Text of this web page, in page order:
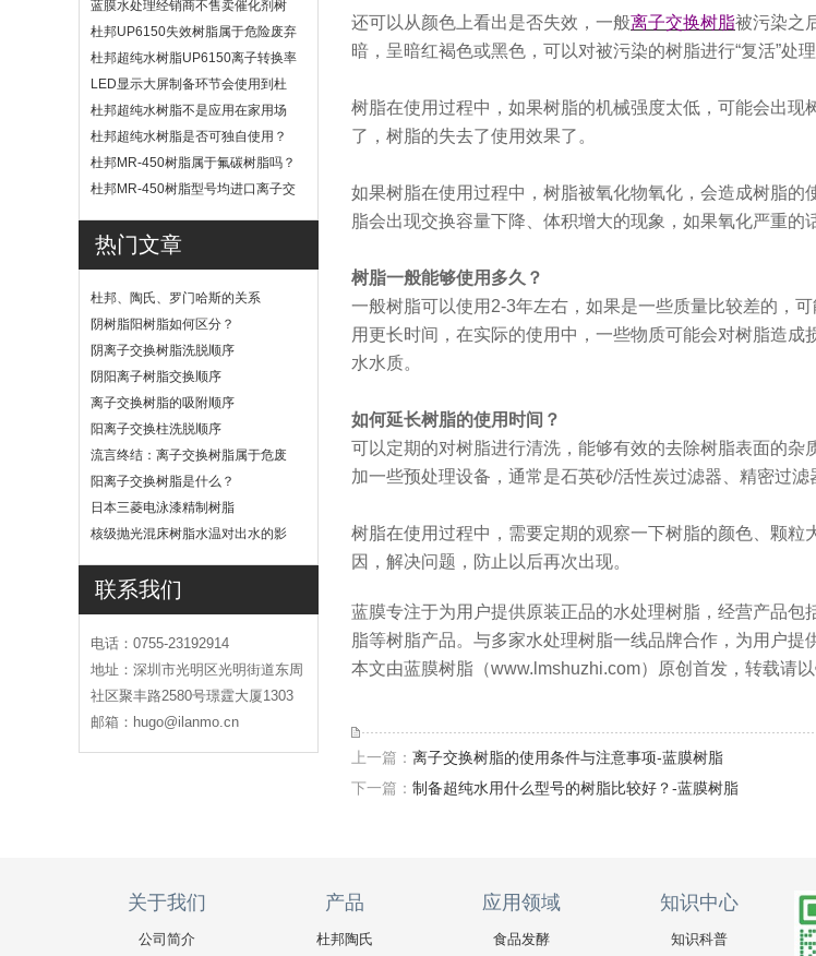
蓝膜水处理经销商不售卖催化剂树
脂
杜邦UP6150失效树脂属于危险废弃
物吗？
杜邦超纯水树脂UP6150离子转换率
高吗？
LED显示大屏制备环节会使用到杜
邦UP6040树脂吗？
杜邦超纯水树脂不是应用在家用场
景
杜邦超纯水树脂是否可独自使用？
杜邦MR-450树脂属于氟碳树脂吗？
杜邦MR-450树脂型号均进口离子交
热门文章
杜邦、陶氏、罗门哈斯的关系
阴树脂阳树脂如何区分？
阴离子交换树脂洗脱顺序
阴阳离子树脂交换顺序
离子交换树脂的吸附顺序
阳离子交换柱洗脱顺序
流言终结：离子交换树脂属于危废
吗
阳离子交换树脂是什么？
日本三菱电泳漆精制树脂
核级抛光混床树脂水温对出水的影
联系我们
电话：0755-23192914
地址：深圳市光明区光明街道东周
社区聚丰路2580号璟霆大厦1303
邮箱：hugo@ilanmo.cn
还可以从颜色上看出是否失效，一般离子交换树脂被污染之
暗，呈暗红褐色或黑色，可以对被污染的树脂进行“复活”处
树脂在使用过程中，如果树脂的机械强度太低，可能会出
了，树脂的失去了使用效果了。
如果树脂在使用过程中，树脂被氧化物氧化，会造成树脂
脂会出现交换容量下降、体积增大的现象，如果氧化严重的
树脂一般能够使用多久？
一般树脂可以使用2-3年左右，如果是一些质量比较差的，
用更长时间，在实际的使用中，一些物质可能会对树脂造
水水质。
如何延长树脂的使用时间？
可以定期的对树脂进行清洗，能够有效的去除树脂表面的
加一些预处理设备，通常是石英砂/活性炭过滤器、精密过
树脂在使用过程中，需要定期的观察一下树脂的颜色、颗
因，解决问题，防止以后再次出现。
蓝膜专注于为用户提供原装正品的水处理树脂，经营产品
脂等树脂产品。与多家水处理树脂一线品牌合作，为用户提
本文由蓝膜树脂（www.lmshuzhi.com）原创首发，转载请
上一篇： 离子交换树脂的使用条件与注意事项-蓝膜树脂
下一篇： 制备超纯水用什么型号的树脂比较好？-蓝膜树脂
关于我们
公司简介
产品
杜邦陶氏
应用领域
食品发酵
知识中心
知识科普